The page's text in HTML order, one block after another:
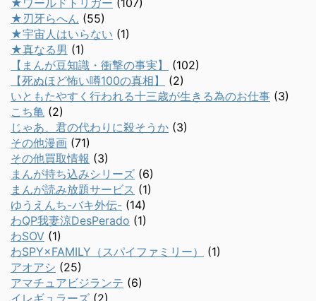
★ワールドトリガー (107)
★刃牙らへん (55)
★宇宙人はいらない (1)
★真なる男 (1)
【まんが豆知識・衝撃の事実】
(102)
【死ぬほど怖い噂100の真相】
(2)
いともたやすく行われる十三歳が生きる為のお仕事 (3)
こち亀 (2)
じゃあ、君の代わりに殺そうか (3)
その他漫画 (71)
その他買取情報 (3)
まんが持ち込みシリーズ (6)
まんが読み放題サービス (1)
ゆうえんち-バキ外伝- (14)
わQP我妻涼DesPerado (1)
わSOV (1)
わSPY×FAMILY（スパイファミリー）
(1)
アオアシ (25)
アマチュアビジランテ (6)
イレギュラーズ (2)